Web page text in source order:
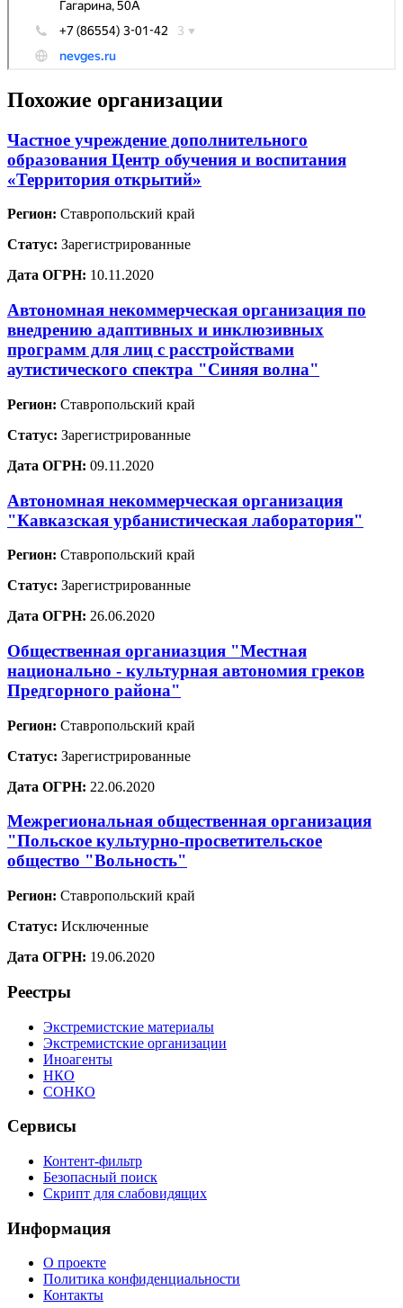
Похожие организации
Частное учреждение дополнительного
образования Центр обучения и воспитания
«Территория открытий»
Регион: Ставропольский край
Статус: Зарегистрированные
Дата ОГРН: 10.11.2020
Автономная некоммерческая организация по
внедрению адаптивных и инклюзивных
программ для лиц с расстройствами
аутистического спектра "Синяя волна"
Регион: Ставропольский край
Статус: Зарегистрированные
Дата ОГРН: 09.11.2020
Автономная некоммерческая организация
"Кавказская урбанистическая лаборатория"
Регион: Ставропольский край
Статус: Зарегистрированные
Дата ОГРН: 26.06.2020
Общественная органиазция "Местная
национально - культурная автономия греков
Предгорного района"
Регион: Ставропольский край
Статус: Зарегистрированные
Дата ОГРН: 22.06.2020
Межрегиональная общественная организация
"Польское культурно-просветительское
общество "Вольность"
Регион: Ставропольский край
Статус: Исключенные
Дата ОГРН: 19.06.2020
Реестры
Экстремистские материалы
Экстремистские организации
Иноагенты
НКО
СОНКО
Сервисы
Контент-фильтр
Безопасный поиск
Скрипт для слабовидящих
Информация
О проекте
Политика конфиденциальности
Контакты